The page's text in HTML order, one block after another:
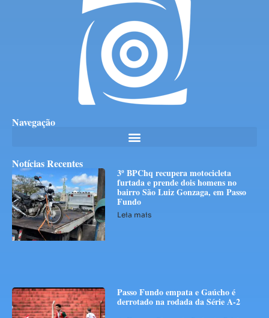
Navegação
Notícias Recentes
3º BPChq recupera motocicleta
furtada e prende dois homens no
bairro São Luiz Gonzaga, em Passo
Fundo
Leia mais
Passo Fundo empata e Gaúcho é
derrotado na rodada da Série A-2